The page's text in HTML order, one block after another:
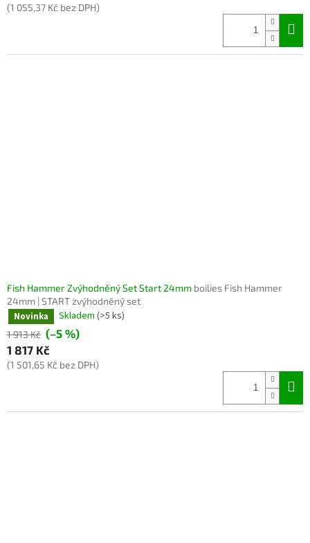
(1 055,37 Kč bez DPH)
Fish Hammer Zvýhodněný Set Start 24mm boilies Fish Hammer
24mm | START zvýhodněný set
Novinka Skladem (>5 ks)
1 913 Kč (–5 %)
1 817 Kč
(1 501,65 Kč bez DPH)